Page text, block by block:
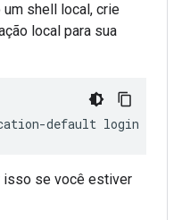
shell local, crie
local para sua
default login
isso se você estiver